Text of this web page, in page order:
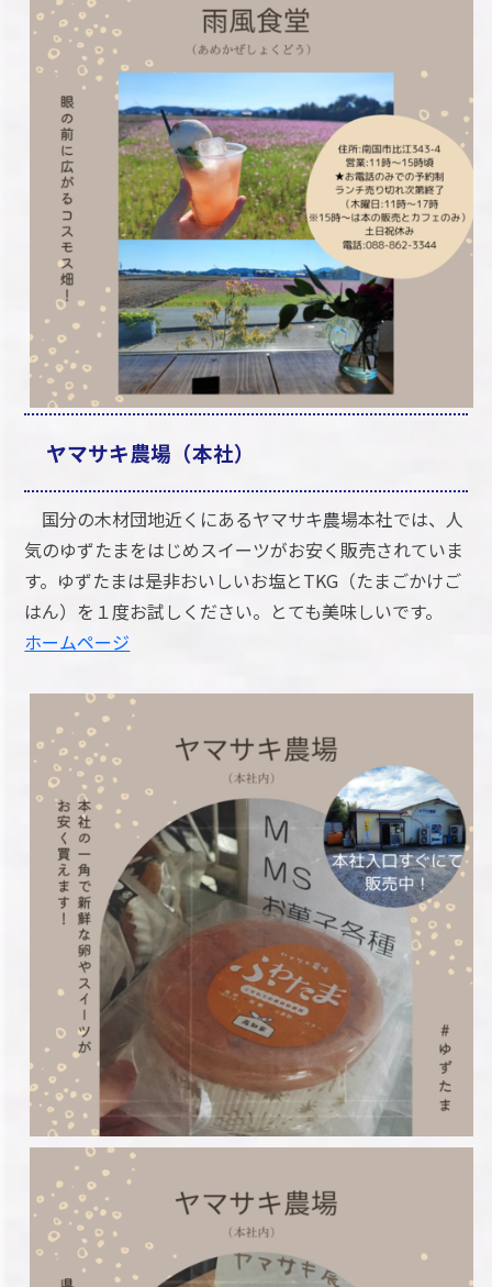
ヤマサキ農場（本社）
国分の木材団地近くにあるヤマサキ農場本社では、人
気のゆずたまをはじめスイーツがお安く販売されていま
す。ゆずたまは是非おいしいお塩とTKG（たまごかけご
はん）を１度お試しください。とても美味しいです。
ホームページ